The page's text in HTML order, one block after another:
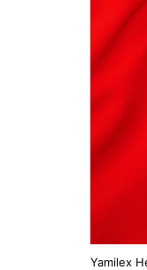
Yamilex